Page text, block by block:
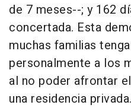
de 7 meses--; y 162
concertada. Esta
muchas familias
personalmente a los
al no poder afrontar
una residencia privada.